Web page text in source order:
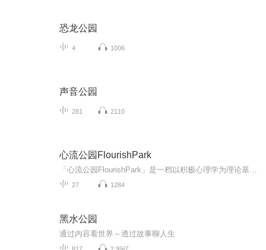
恐龙公园
4 1006
声音公园
281 2110
心流公园FlourishPark
27 1284
黑水公园
通过内容看世界～透过故事聊人生